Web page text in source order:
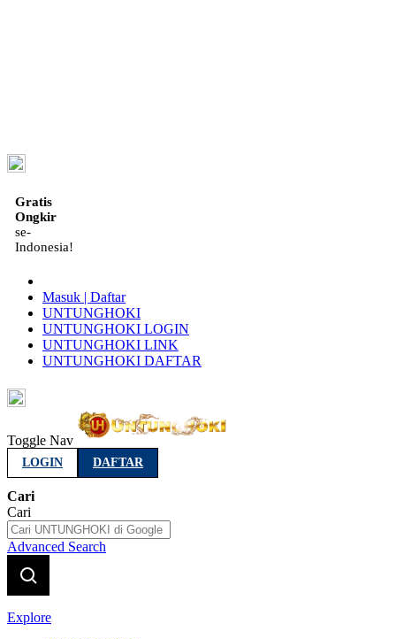
Gratis
Ongkir
se-
Indonesia!
Masuk | Daftar
UNTUNGHOKI
UNTUNGHOKI LOGIN
UNTUNGHOKI LINK
UNTUNGHOKI DAFTAR
Toggle Nav
LOGIN DAFTAR
Cari
Cari
Advanced Search
Explore